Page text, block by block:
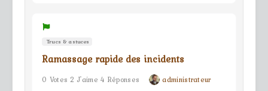
Trucs & astuces
Ramassage rapide des incidents
0 Votes 2 J'aime 4 Réponses
administrateur